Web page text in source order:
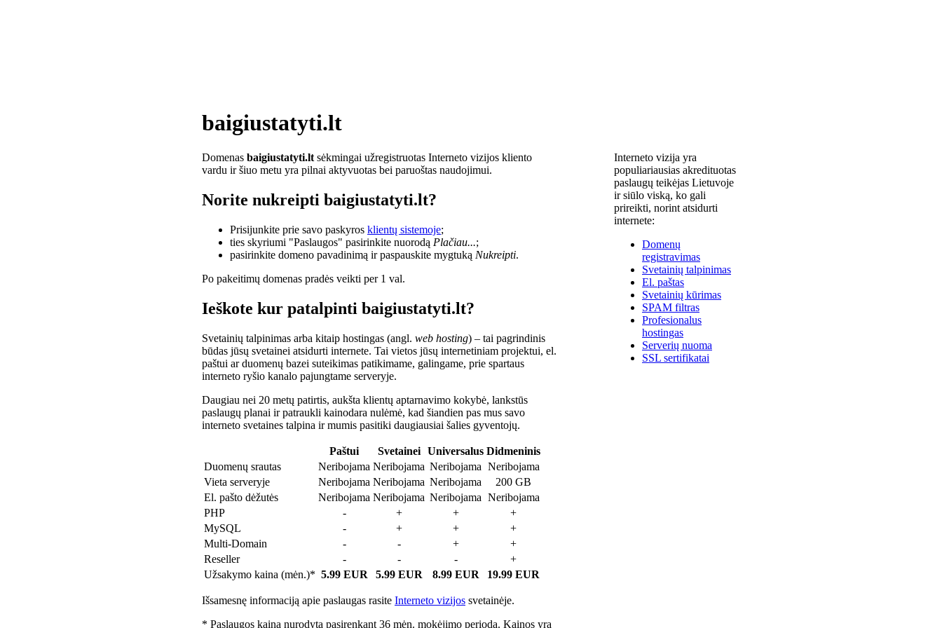
baigiustatyti.lt
Domenas baigiustatyti.lt sėkmingai užregistruotas Interneto vizijos kliento
vardu ir šiuo metu yra pilnai aktyvuotas bei paruoštas naudojimui.
Norite nukreipti baigiustatyti.lt?
Prisijunkite prie savo paskyros klientų sistemoje;
ties skyriumi "Paslaugos" pasirinkite nuorodą Plačiau...;
pasirinkite domeno pavadinimą ir paspauskite mygtuką Nukreipti.
Po pakeitimų domenas pradės veikti per 1 val.
Ieškote kur patalpinti baigiustatyti.lt?
Svetainių talpinimas arba kitaip hostingas (angl. web hosting) – tai pagrindinis
būdas jūsų svetainei atsidurti internete. Tai vietos jūsų internetiniam projektui, el.
paštui ar duomenų bazei suteikimas patikimame, galingame, prie spartaus
interneto ryšio kanalo pajungtame serveryje.
Daugiau nei 20 metų patirtis, aukšta klientų aptarnavimo kokybė, lankstūs
paslaugų planai ir patraukli kainodara nulėmė, kad šiandien pas mus savo
interneto svetaines talpina ir mumis pasitiki daugiausiai šalies gyventojų.
Paštui Svetainei Universalus Didmeninis
Duomenų srautas
Neribojama Neribojama Neribojama Neribojama
Vieta serveryje
Neribojama Neribojama Neribojama
200 GB
El. pašto dėžutės
Neribojama Neribojama Neribojama Neribojama
PHP
- + +
+
MySQL
- + +
+
Multi-Domain
- - +
+
Reseller
- - -
+
Užsakymo kaina (mėn.)* 5.99 EUR 5.99 EUR 8.99 EUR 19.99 EUR
Išsamesnę informaciją apie paslaugas rasite Interneto vizijos svetainėje.
* Paslaugos kaina nurodyta pasirenkant 36 mėn. mokėjimo periodą. Kainos yra
Interneto vizija yra
populiariausias akredituotas
paslaugų teikėjas Lietuvoje
ir siūlo viską, ko gali
prireikti, norint atsidurti
internete:
Domenų
registravimas
Svetainių talpinimas
El. paštas
Svetainių kūrimas
SPAM filtras
Profesionalus
hostingas
Serverių nuoma
SSL sertifikatai